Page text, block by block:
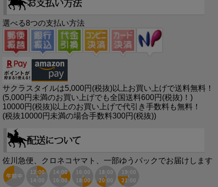
選べる8つの支払い方法
サクラスタイルは5,000円(税抜)以上お買い上げで送料無料！
(5,000円未満のお買い上げでも全国送料600円(税抜)！)
10000円(税抜)以上のお買い上げで代引き手数料も無料！
(税抜10000円未満の場合手数料300円(税抜))
佐川急便、クロネコヤマト、一部ゆうパックでお届けします